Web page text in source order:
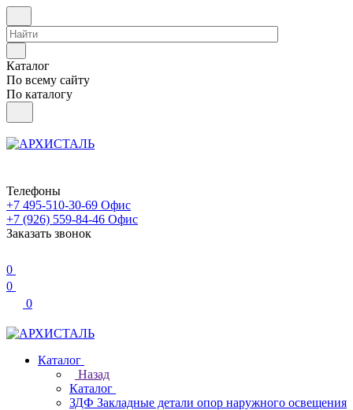
Каталог
По всему сайту
По каталогу
Телефоны
+7 495-510-30-69 Офис
+7 (926) 559-84-46 Офис
Заказать звонок
0
0
0
Каталог
Назад
Каталог
ЗДФ Закладные детали опор наружного освещения